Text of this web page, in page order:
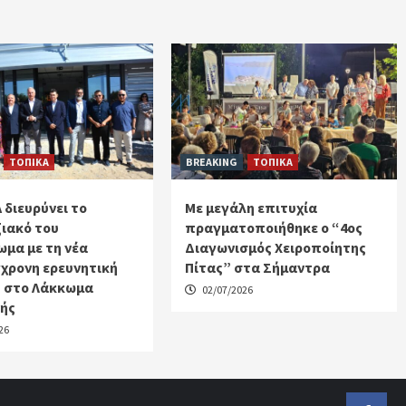
ΤΟΠΙΚΑ
το
του
με τη νέα
ερευνητική
στο Λάκκωμα
BREAKING ΤΟΠΙΚΑ
Με μεγάλη επιτυχία
πραγματοποιήθηκε ο “4ος
Διαγωνισμός Χειροποίητης
Πίτας” στα Σήμαντρα
02/07/2026